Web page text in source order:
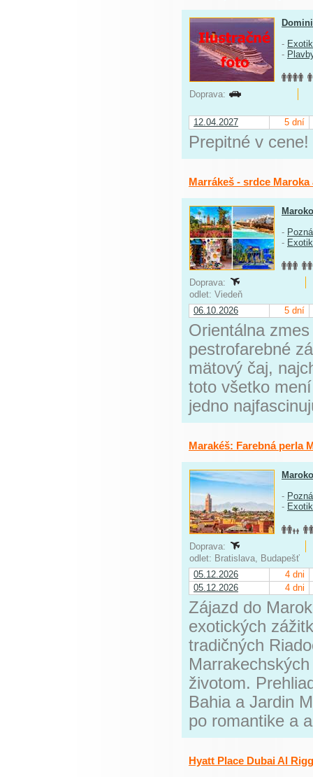
-
-
Doprava:
12.04.2027 5 dní
Prepitné v cene!
Marrákeš - srdce
Maroko
-
-
Doprava:
odlet: Viedeň
06.10.2026
5 dní
Orientálna
pestrofarebné
mätový čaj,
toto všetko
jedno
Marakéš: Farebná perla
Maroko
-
-
Doprava:
odlet: Bratislava, Budapešť
05.12.2026
4 dni
05.12.2026
4 dni
Zájazd do
exotických
tradičných
životom.
Bahia a Jardin
po romantike a
Hyatt Place Dubai Al